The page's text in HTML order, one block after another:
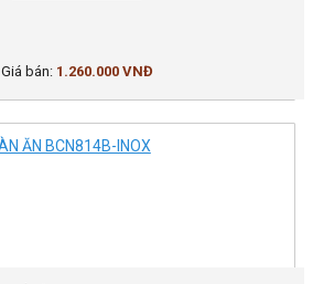
Giá bán: 1.260.000 VNĐ